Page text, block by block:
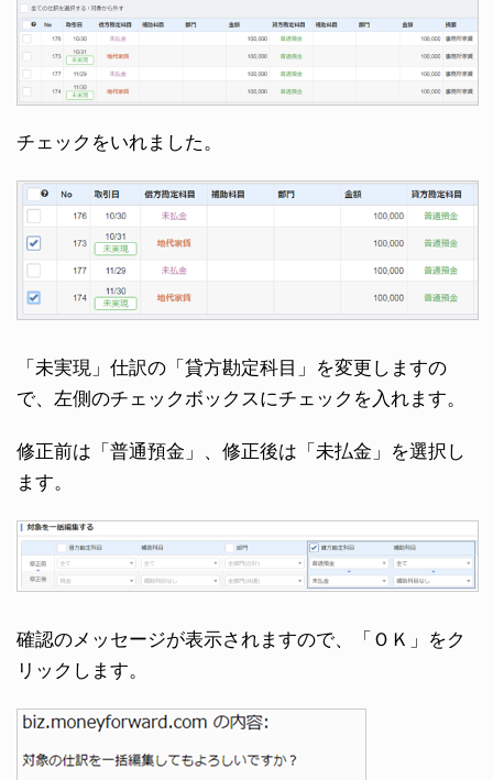
チェックをいれました。
「未実現」仕訳の「貸方勘定科目」を変更しますの
で、左側のチェックボックスにチェックを入れます。
修正前は「普通預金」、修正後は「未払金」を選択し
ます。
確認のメッセージが表示されますので、「ＯＫ」をク
リックします。